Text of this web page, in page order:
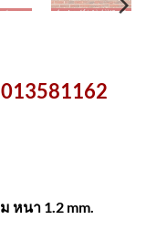
หนา 1.2 mm.